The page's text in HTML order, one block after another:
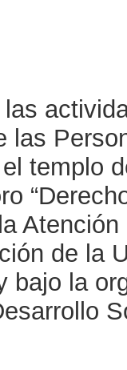
las
templo
de la
bajo la